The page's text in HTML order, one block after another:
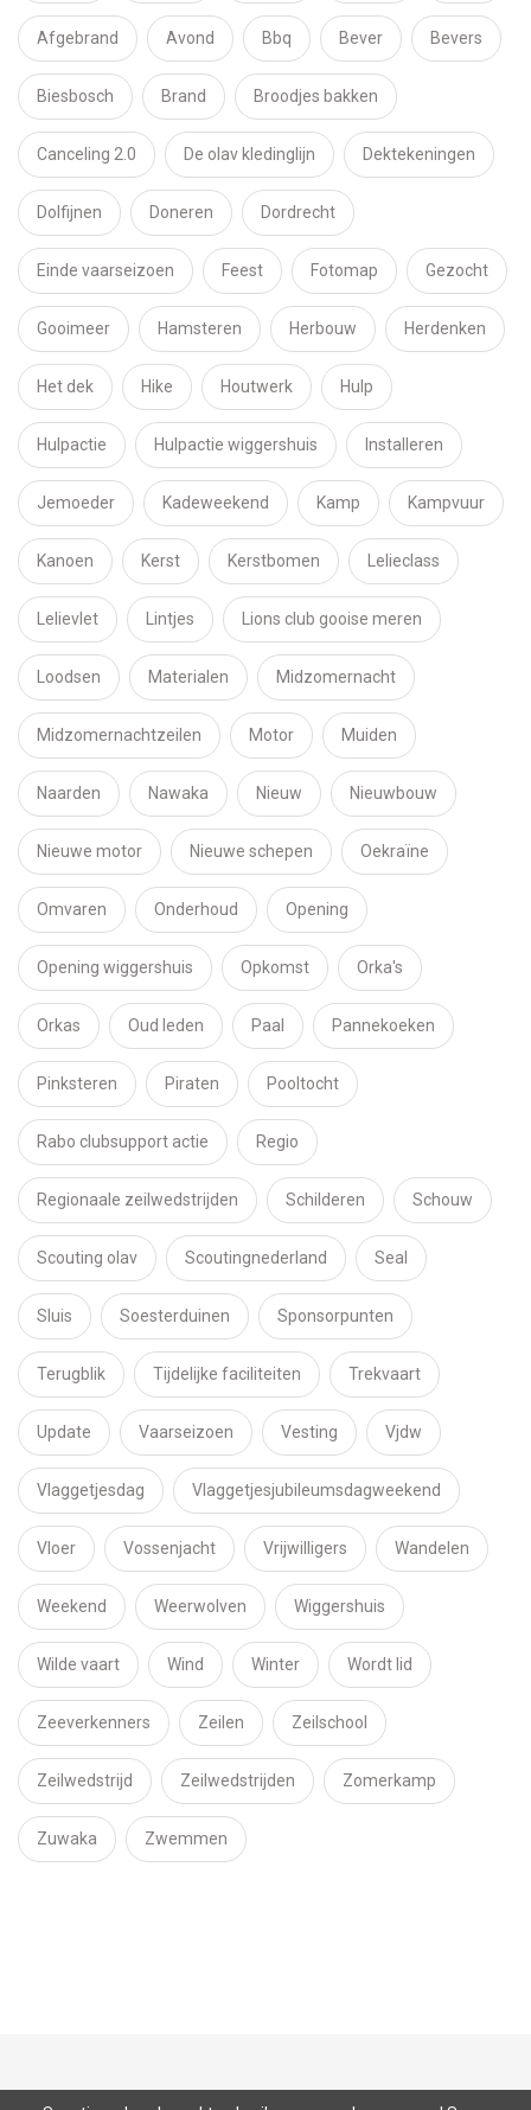
Afgebrand Avond Bbq Bever Bevers
Biesbosch Brand Broodjes bakken
Canceling 2.0 De olav kledinglijn Dektekeningen
Dolfijnen Doneren Dordrecht
Einde vaarseizoen Feest Fotomap Gezocht
Gooimeer Hamsteren Herbouw Herdenken
Het dek Hike Houtwerk Hulp
Hulpactie Hulpactie wiggershuis Installeren
Jemoeder Kadeweekend Kamp Kampvuur
Kanoen Kerst Kerstbomen Lelieclass
Lelievlet Lintjes Lions club gooise meren
Loodsen Materialen Midzomernacht
Midzomernachtzeilen Motor Muiden
Naarden Nawaka Nieuw Nieuwbouw
Nieuwe motor Nieuwe schepen Oekraïne
Omvaren Onderhoud Opening
Opening wiggershuis Opkomst Orka's
Orkas Oud leden Paal Pannekoeken
Pinksteren Piraten Pooltocht
Rabo clubsupport actie Regio
Regionaale zeilwedstrijden Schilderen Schouw
Scouting olav Scoutingnederland Seal
Sluis Soesterduinen Sponsorpunten
Terugblik Tijdelijke faciliteiten Trekvaart
Update Vaarseizoen Vesting Vjdw
Vlaggetjesdag Vlaggetjesjubileumsdagweekend
Vloer Vossenjacht Vrijwilligers Wandelen
Weekend Weerwolven Wiggershuis
Wilde vaart Wind Winter Wordt lid
Zeeverkenners Zeilen Zeilschool
Zeilwedstrijd Zeilwedstrijden Zomerkamp
Zuwaka Zwemmen
Nieuws Lid worden Donateurs